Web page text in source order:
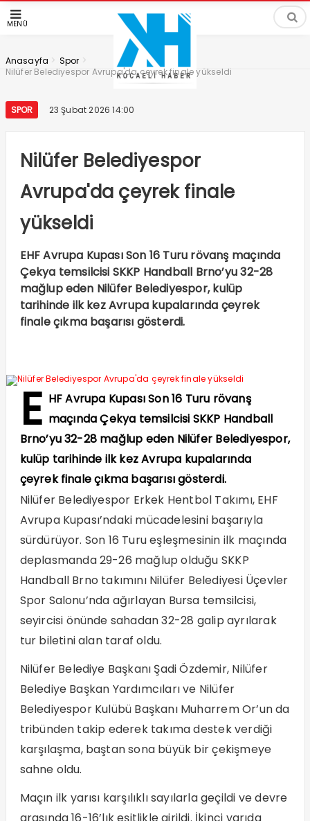
MENÜ
Anasayfa > Spor >
Nilüfer Belediyespor Avrupa'da çeyrek finale yükseldi
SPOR 23 Şubat 2026 14:00
Nilüfer Belediyespor
Avrupa'da çeyrek finale
yükseldi
EHF Avrupa Kupası Son 16 Turu rövanş maçında
Çekya temsilcisi SKKP Handball Brno’yu 32-28
mağlup eden Nilüfer Belediyespor, kulüp
tarihinde ilk kez Avrupa kupalarında çeyrek
finale çıkma başarısı gösterdi.
E HF Avrupa Kupası Son 16 Turu rövanş
maçında Çekya temsilcisi SKKP Handball
Brno’yu 32-28 mağlup eden Nilüfer Belediyespor,
kulüp tarihinde ilk kez Avrupa kupalarında
çeyrek finale çıkma başarısı gösterdi.
Nilüfer Belediyespor Erkek Hentbol Takımı, EHF
Avrupa Kupası’ndaki mücadelesini başarıyla
sürdürüyor. Son 16 Turu eşleşmesinin ilk maçında
deplasmanda 29-26 mağlup olduğu SKKP
Handball Brno takımını Nilüfer Belediyesi Üçevler
Spor Salonu’nda ağırlayan Bursa temsilcisi,
seyircisi önünde sahadan 32-28 galip ayrılarak
tur biletini alan taraf oldu.
Nilüfer Belediye Başkanı Şadi Özdemir, Nilüfer
Belediye Başkan Yardımcıları ve Nilüfer
Belediyespor Kulübü Başkanı Muharrem Or’un da
tribünden takip ederek takıma destek verdiği
karşılaşma, baştan sona büyük bir çekişmeye
sahne oldu.
Maçın ilk yarısı karşılıklı sayılarla geçildi ve devre